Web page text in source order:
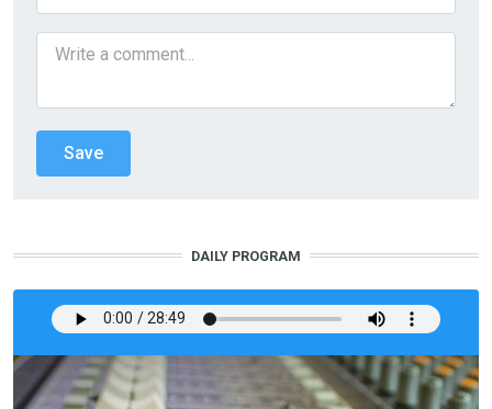
DAILY PROGRAM